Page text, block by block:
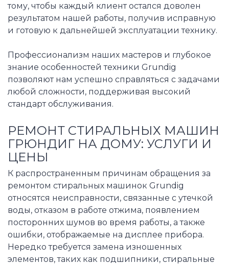
тому, чтобы каждый клиент остался доволен
результатом нашей работы, получив исправную
и готовую к дальнейшей эксплуатации технику.
Профессионализм наших мастеров и глубокое
знание особенностей техники Grundig
позволяют нам успешно справляться с задачами
любой сложности, поддерживая высокий
стандарт обслуживания.
РЕМОНТ СТИРАЛЬНЫХ МАШИН
ГРЮНДИГ НА ДОМУ: УСЛУГИ И
ЦЕНЫ
К распространенным причинам обращения за
ремонтом стиральных машинок Grundig
относятся неисправности, связанные с утечкой
воды, отказом в работе отжима, появлением
посторонних шумов во время работы, а также
ошибки, отображаемые на дисплее прибора.
Нередко требуется замена изношенных
элементов, таких как подшипники, стиральные